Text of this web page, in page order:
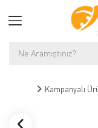
Kampanyalı